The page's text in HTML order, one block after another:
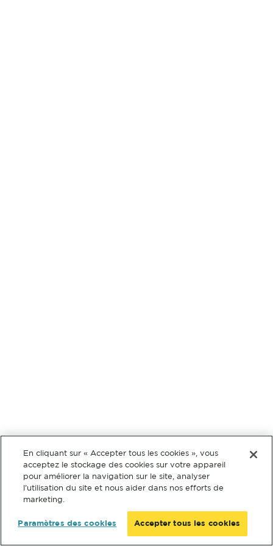
En cliquant sur « Accepter tous les cookies », vous
acceptez le stockage des cookies sur votre appareil
pour améliorer la navigation sur le site, analyser
l’utilisation du site et nous aider dans nos efforts de
marketing.
Paramètres des cookies Accepter tous les cookies